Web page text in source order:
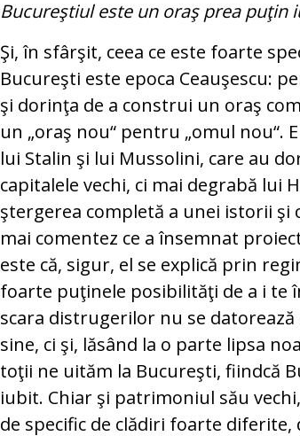
Bucureştiul este un oraş prea puţin
Şi, în sfârşit, ceea ce este foarte
Bucureşti este epoca Ceauşescu:
şi dorinţa de a construi un oraş
un „oraş nou“ pentru „omul nou“.
lui Stalin şi lui Mussolini, care au
capitalele vechi, ci mai degrabă lui
ştergerea completă a unei istorii şi
mai comentez ce a însemnat
este că, sigur, el se explică prin
foarte puţinele posibilităţi de a i te
scara distrugerilor nu se
sine, ci şi, lăsând la o parte lipsa
toţii ne uităm la Bucureşti, fiindcă
iubit. Chiar şi patrimoniul său
de specific de clădiri foarte